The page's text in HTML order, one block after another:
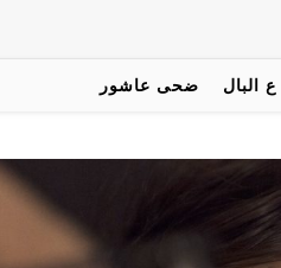
ع البال ضحى عاشور